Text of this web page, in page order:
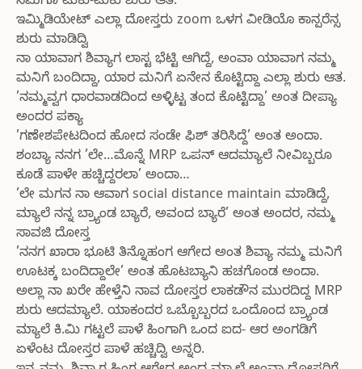
ಇಮ್ಮಿಡಿಯೇಟ್ ಎಲ್ಲಾ ದೋಸ್ತರು zoom ಒಳಗ ವೀಡಿಯೊ ಕಾನ್ಪರೆನ್ಸ
ಶುರು ಮಾಡಿದ್ವಿ
ನಾ ಯಾವಾಗ ಶಿವ್ಯಾಗ ಲಾಸ್ಟ ಭೆಟ್ಟಿ ಆಗಿದ್ದೆ, ಅಂವಾ ಯಾವಾಗ ನಮ್ಮ
ಮನಿಗೆ ಬಂದಿದ್ದಾ, ಯಾರ ಮನಿಗೆ ಏನೇನ ಕೊಟ್ಟಿದ್ದಾ ಎಲ್ಲಾ ಶುರು ಆತ.
’ನಮ್ಮವ್ವಗ ಧಾರವಾಡದಿಂದ ಅಳ್ಳಿಟ್ಟ ತಂದ ಕೊಟ್ಟಿದ್ದಾ’ ಅಂತ ದೀಪ್ಯಾ
ಅಂದರ ಪಕ್ಯಾ
’ಗಣೇಶಪೇಟದಿಂದ ಹೋದ ಸಂಡೇ ಫಿಶ್ ತರಿಸಿದ್ದೆ’ ಅಂತ ಅಂದಾ.
ಶಂಬ್ಯಾ ನನಗ ’ಲೇ…ಮೊನ್ನೆ MRP ಒಪನ್ ಆದಮ್ಯಾಲೆ ನೀವಿಬ್ಬರೂ
ಕೂಡೆ ಪಾಳೇ ಹಚ್ಚಿದ್ದರಲಾ’ ಅಂದಾ…
’ಲೇ ಮಗನ ನಾ ಆವಾಗ social distance maintain ಮಾಡಿದ್ದೆ,
ಮ್ಯಾಲೆ ನನ್ನ ಬ್ರ್ಯಾಂಡ ಬ್ಯಾರೆ, ಅವಂದ ಬ್ಯಾರೆ’ ಅಂತ ಅಂದರ, ನಮ್ಮ
ಸಾವಜಿ ದೋಸ್ತ
’ನನಗ ಖಾರಾ ಭೂಟಿ ತಿನ್ನೊಹಂಗ ಆಗೇದ ಅಂತ ಶಿವ್ಯಾ ನಮ್ಮ ಮನಿಗೆ
ಊಟಕ್ಕ ಬಂದಿದ್ದಾಲೇ’ ಅಂತ ಹೊಟಬ್ಯಾನಿ ಹಚಗೊಂಡ ಅಂದಾ.
ಅಲ್ಲಾ ನಾ ಖರೇ ಹೇಳ್ತೆನಿ ನಾವ ದೋಸ್ತರ ಲಾಕಡೌನ ಮುರದಿದ್ದ MRP
ಶುರು ಆದಮ್ಯಾಲೆ. ಯಾಕಂದರ ಒಬ್ಬೊಬ್ಬರದ ಒಂದೊಂದ ಬ್ರ್ಯಾಂಡ
ಮ್ಯಾಲೆ ಕಿ.ಮಿ ಗಟ್ಟಲೆ ಪಾಳೆ ಹಿಂಗಾಗಿ ಒಂದ ಐದ- ಆರ ಅಂಗಡಿಗೆ
ಏಳೆಂಟ ದೋಸ್ತರ ಪಾಳೆ ಹಚ್ಚಿದ್ವಿ ಅನ್ನರಿ.